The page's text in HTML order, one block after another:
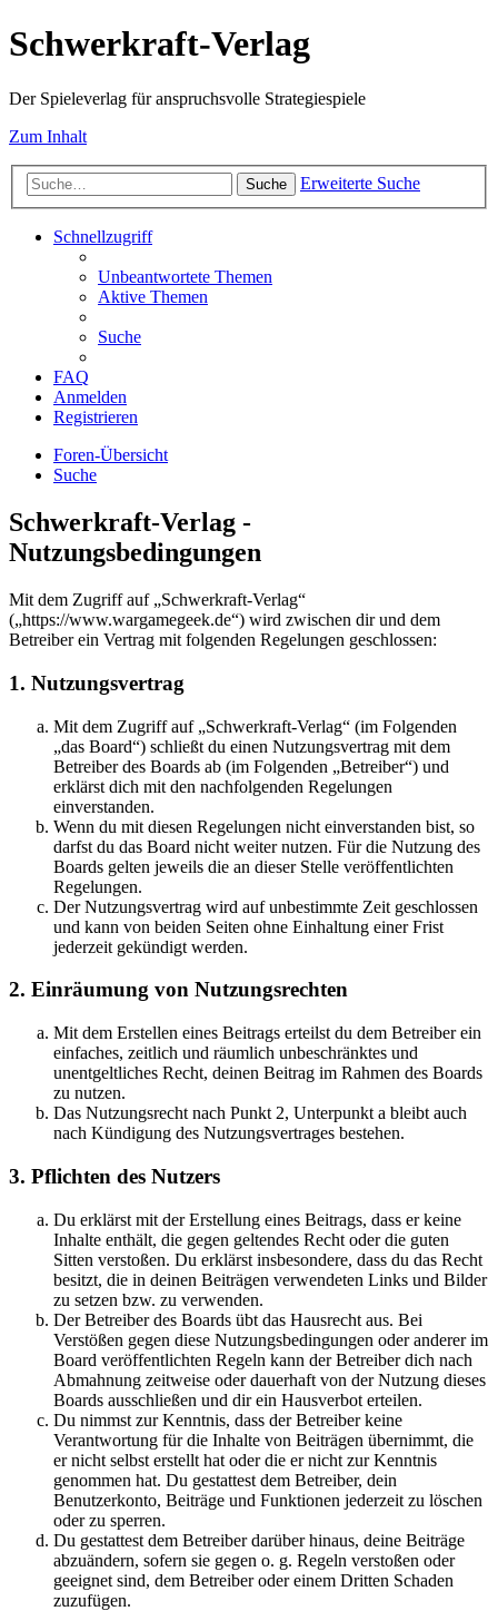
Schwerkraft-Verlag
Der Spieleverlag für anspruchsvolle Strategiespiele
Zum Inhalt
Suche Erweiterte Suche
Schnellzugriff
Unbeantwortete Themen
Aktive Themen
Suche
FAQ
Anmelden
Registrieren
Foren-Übersicht
Suche
Schwerkraft-Verlag -
Nutzungsbedingungen
Mit dem Zugriff auf „Schwerkraft-Verlag“
(„https://www.wargamegeek.de“) wird zwischen dir und dem
Betreiber ein Vertrag mit folgenden Regelungen geschlossen:
1. Nutzungsvertrag
Mit dem Zugriff auf „Schwerkraft-Verlag“ (im Folgenden
„das Board“) schließt du einen Nutzungsvertrag mit dem
Betreiber des Boards ab (im Folgenden „Betreiber“) und
erklärst dich mit den nachfolgenden Regelungen
einverstanden.
Wenn du mit diesen Regelungen nicht einverstanden bist, so
darfst du das Board nicht weiter nutzen. Für die Nutzung des
Boards gelten jeweils die an dieser Stelle veröffentlichten
Regelungen.
Der Nutzungsvertrag wird auf unbestimmte Zeit geschlossen
und kann von beiden Seiten ohne Einhaltung einer Frist
jederzeit gekündigt werden.
2. Einräumung von Nutzungsrechten
Mit dem Erstellen eines Beitrags erteilst du dem Betreiber ein
einfaches, zeitlich und räumlich unbeschränktes und
unentgeltliches Recht, deinen Beitrag im Rahmen des Boards
zu nutzen.
Das Nutzungsrecht nach Punkt 2, Unterpunkt a bleibt auch
nach Kündigung des Nutzungsvertrages bestehen.
3. Pflichten des Nutzers
Du erklärst mit der Erstellung eines Beitrags, dass er keine
Inhalte enthält, die gegen geltendes Recht oder die guten
Sitten verstoßen. Du erklärst insbesondere, dass du das Recht
besitzt, die in deinen Beiträgen verwendeten Links und Bilder
zu setzen bzw. zu verwenden.
Der Betreiber des Boards übt das Hausrecht aus. Bei
Verstößen gegen diese Nutzungsbedingungen oder anderer im
Board veröffentlichten Regeln kann der Betreiber dich nach
Abmahnung zeitweise oder dauerhaft von der Nutzung dieses
Boards ausschließen und dir ein Hausverbot erteilen.
Du nimmst zur Kenntnis, dass der Betreiber keine
Verantwortung für die Inhalte von Beiträgen übernimmt, die
er nicht selbst erstellt hat oder die er nicht zur Kenntnis
genommen hat. Du gestattest dem Betreiber, dein
Benutzerkonto, Beiträge und Funktionen jederzeit zu löschen
oder zu sperren.
Du gestattest dem Betreiber darüber hinaus, deine Beiträge
abzuändern, sofern sie gegen o. g. Regeln verstoßen oder
geeignet sind, dem Betreiber oder einem Dritten Schaden
zuzufügen.